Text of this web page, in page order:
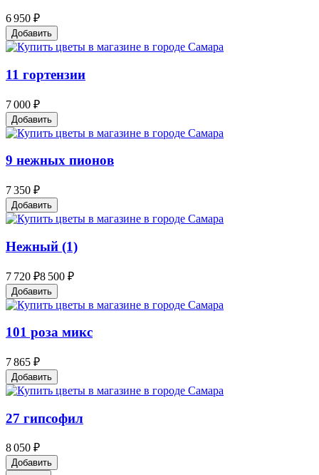
6 950 ₽
Добавить
11 гортензии
7 000 ₽
Добавить
9 нежных пионов
7 350 ₽
Добавить
Нежный (1)
7 720 ₽8 500 ₽
Добавить
101 роза микс
7 865 ₽
Добавить
27 гипсофил
8 050 ₽
Добавить